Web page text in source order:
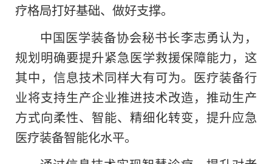
疗格局打好基础、做好支撑。
中国医学装备协会秘书长李志勇认为，
规划明确要提升紧急医学救援保障能力，这
其中，信息技术同样大有可为。医疗装备行
业将支持生产企业推进技术改造，推动生产
方式向柔性、智能、精细化转变，提升应急
医疗装备智能化水平。